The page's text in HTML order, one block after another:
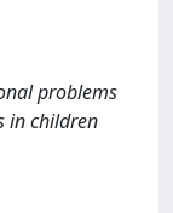
problems
in children